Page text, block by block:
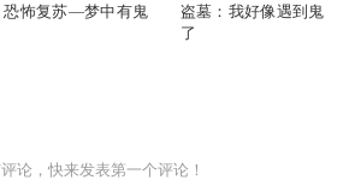
恐怖复苏—梦中有鬼
盗墓：我好像遇到鬼
了
论，快来发表第一个评论！